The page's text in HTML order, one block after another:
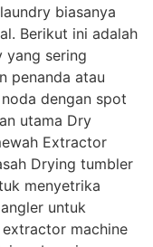
biasanya
Berikut ini adalah
yang sering
penanda atau
dengan spot
utama Dry
Extractor
Drying tumbler
menyetrika
untuk
machine